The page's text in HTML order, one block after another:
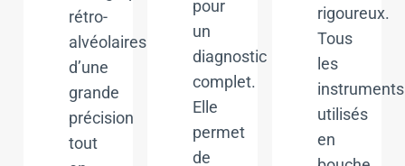
rétro-
alvéolaires
d’une
grande
précision
tout
pour
un
diagnostic
complet.
Elle
permet
de
rigoureux.
Tous
les
instruments
utilisés
en